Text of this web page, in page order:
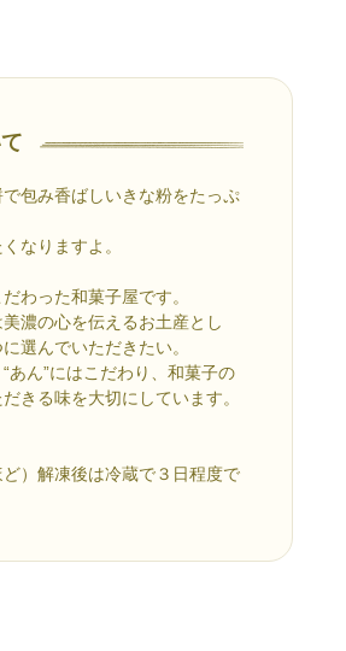
包み香ばしいきな粉をたっぷ
なりますよ。
わった和菓子屋です。
濃の心を伝えるお土産とし
選んでいただきたい。
あん”にはこだわり、和菓子の
きる味を大切にしています。
）解凍後は冷蔵で３日程度で